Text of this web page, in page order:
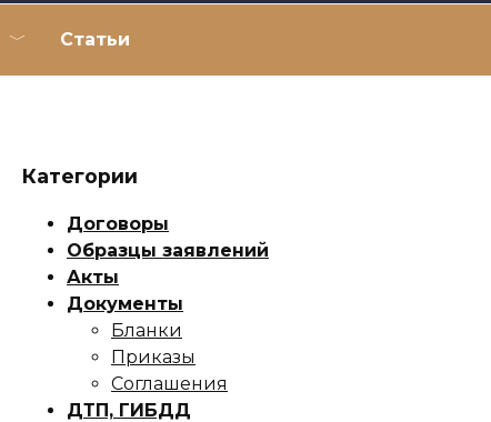
Статьи
Категории
Договоры
Образцы заявлений
Акты
Документы
Бланки
Приказы
Соглашения
ДТП, ГИБДД